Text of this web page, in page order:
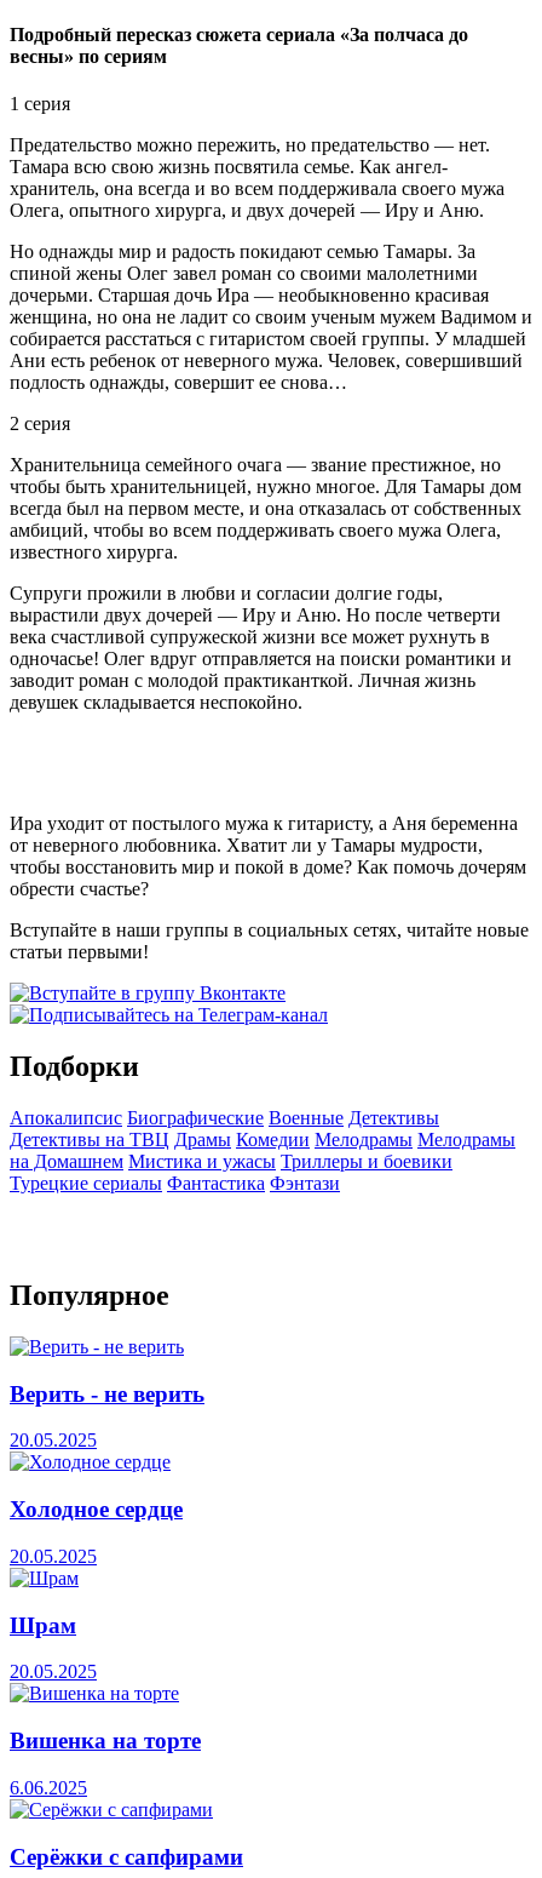
Подробный пересказ сюжета сериала «За полчаса до
весны» по сериям
1 серия
Предательство можно пережить, но предательство — нет.
Тамара всю свою жизнь посвятила семье. Как ангел-
хранитель, она всегда и во всем поддерживала своего мужа
Олега, опытного хирурга, и двух дочерей — Иру и Аню.
Но однажды мир и радость покидают семью Тамары. За
спиной жены Олег завел роман со своими малолетними
дочерьми. Старшая дочь Ира — необыкновенно красивая
женщина, но она не ладит со своим ученым мужем Вадимом и
собирается расстаться с гитаристом своей группы. У младшей
Ани есть ребенок от неверного мужа. Человек, совершивший
подлость однажды, совершит ее снова…
2 серия
Хранительница семейного очага — звание престижное, но
чтобы быть хранительницей, нужно многое. Для Тамары дом
всегда был на первом месте, и она отказалась от собственных
амбиций, чтобы во всем поддерживать своего мужа Олега,
известного хирурга.
Супруги прожили в любви и согласии долгие годы,
вырастили двух дочерей — Иру и Аню. Но после четверти
века счастливой супружеской жизни все может рухнуть в
одночасье! Олег вдруг отправляется на поиски романтики и
заводит роман с молодой практиканткой. Личная жизнь
девушек складывается неспокойно.
Ира уходит от постылого мужа к гитаристу, а Аня беременна
от неверного любовника. Хватит ли у Тамары мудрости,
чтобы восстановить мир и покой в доме? Как помочь дочерям
обрести счастье?
Вступайте в наши группы в социальных сетях, читайте новые
статьи первыми!
Подборки
Апокалипсис Биографические Военные Детективы
Детективы на ТВЦ Драмы Комедии Мелодрамы Мелодрамы
на Домашнем Мистика и ужасы Триллеры и боевики
Турецкие сериалы Фантастика Фэнтази
Популярное
Верить - не верить
20.05.2025
Холодное сердце
20.05.2025
Шрам
20.05.2025
Вишенка на торте
6.06.2025
Серёжки с сапфирами